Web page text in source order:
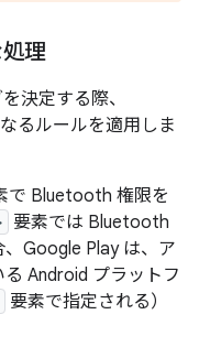
理
決定する際、
るルールを適用しま
で Bluetooth 権限を
要素では Bluetooth
Google Play は、ア
Android プラットフ
要素で指定される）